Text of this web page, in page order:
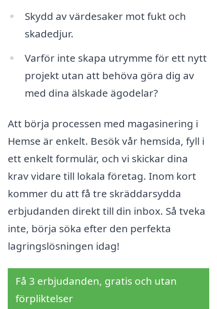
Skydd av värdesaker mot fukt och
skadedjur.
Varför inte skapa utrymme för ett nytt
projekt utan att behöva göra dig av
med dina älskade ägodelar?
Att börja processen med magasinering i
Hemse är enkelt. Besök vår hemsida, fyll i
ett enkelt formulär, och vi skickar dina
krav vidare till lokala företag. Inom kort
kommer du att få tre skräddarsydda
erbjudanden direkt till din inbox. Så tveka
inte, börja söka efter den perfekta
lagringslösningen idag!
Få 3 erbjudanden, gratis och utan
förpliktelser